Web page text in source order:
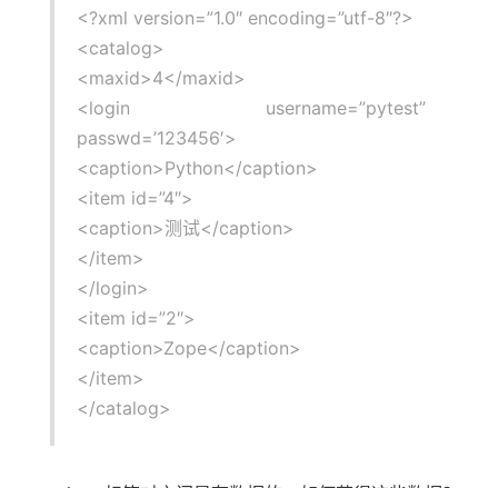
<?xml version=”1.0″ encoding=”utf-8″?>
<catalog>
<maxid>4</maxid>
<login username=”pytest”
passwd=’123456′>
<caption>Python</caption>
<item id=”4″>
<caption>测试</caption>
</item>
</login>
<item id=”2″>
<caption>Zope</caption>
</item>
</catalog>